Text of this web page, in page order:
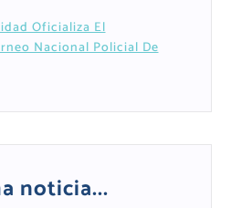
Oficializa El
Nacional Policial De
noticia...